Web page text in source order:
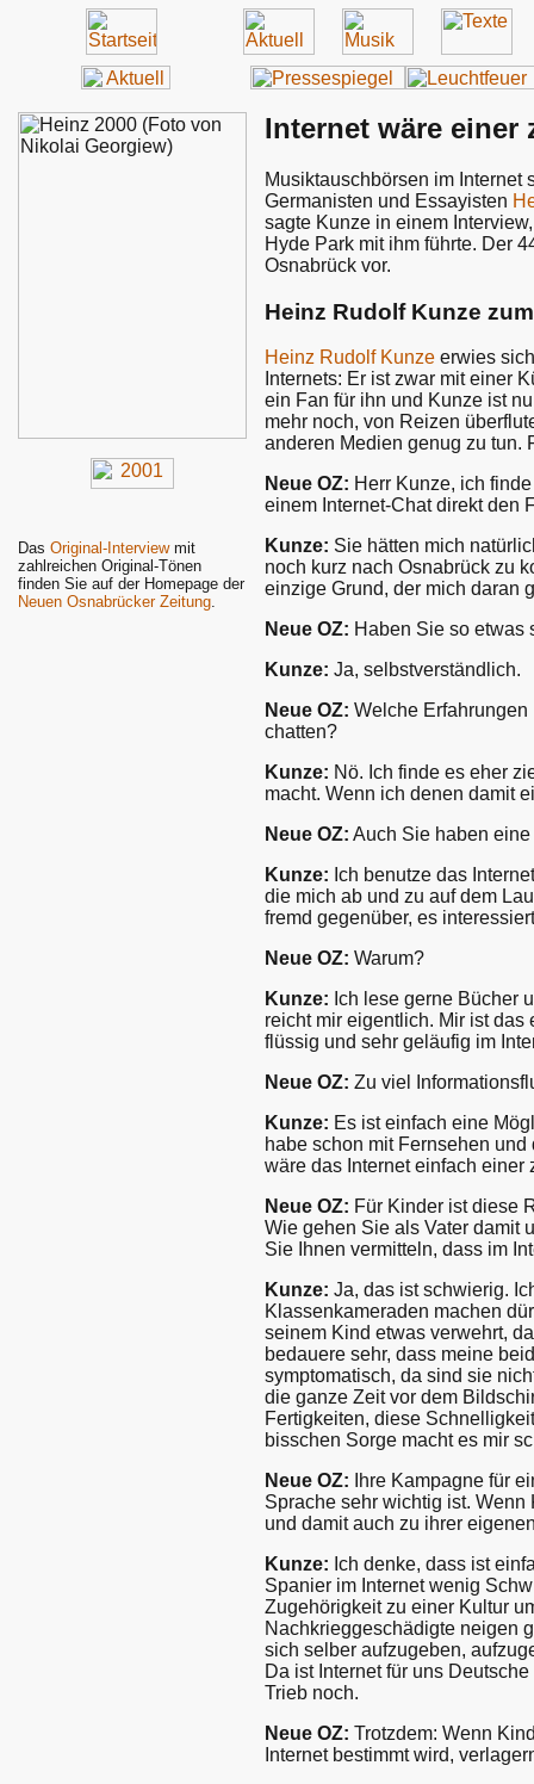
Das Original-Interviewmit
zahlreichen Original-Tönen
finden Sie auf der Homepage der
Neuen Osnabrücker Zeitung.
Internet wäre einer
Musiktauschbörsen im Internet
Germanisten und Essayisten
sagte Kunze in einem
Hyde Park mit ihm führte. Der
Osnabrück vor.
Heinz Rudolf Kunze
Heinz Rudolf Kunze erwies
Internets: Er ist zwar mit einer
ein Fan für ihn und Kunze ist
mehr noch, von Reizen
anderen Medien genug zu tun.
Neue OZ: Herr Kunze, ich
einem Internet-Chat direkt den
Kunze: Sie hätten mich
noch kurz nach Osnabrück zu
einzige Grund, der mich daran
Neue OZ: Haben Sie so etwas
Kunze: Ja, selbstverständlich.
Neue OZ: Welche
chatten?
Kunze: Nö. Ich finde es eher
macht. Wenn ich denen damit
Neue OZ: Auch Sie haben
Kunze: Ich benutze das
die mich ab und zu auf dem
fremd gegenüber, es
Neue OZ: Warum?
Kunze: Ich lese gerne Bücher
reicht mir eigentlich. Mir ist
flüssig und sehr geläufig im
Neue OZ: Zu viel
Kunze: Es ist einfach eine
habe schon mit Fernsehen
wäre das Internet einfach einer
Neue OZ: Für Kinder ist diese
Wie gehen Sie als Vater damit
Sie Ihnen vermitteln, dass im
Kunze: Ja, das ist schwierig.
Klassenkameraden machen
seinem Kind etwas verwehrt,
bedauere sehr, dass meine
symptomatisch, da sind sie
die ganze Zeit vor dem
Fertigkeiten, diese
bisschen Sorge macht es mir
Neue OZ: Ihre Kampagne für
Sprache sehr wichtig ist.
und damit auch zu ihrer
Kunze: Ich denke, dass ist
Spanier im Internet wenig
Zugehörigkeit zu einer Kultur
Nachkrieggeschädigte neigen
sich selber aufzugeben,
Da ist Internet für uns
Trieb noch.
Neue OZ: Trotzdem: Wenn
Internet bestimmt wird,